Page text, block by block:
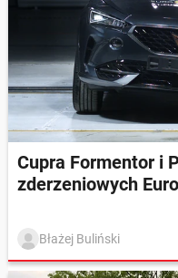
Cupra Formentor i
zderzeniowych
Błażej Buliński